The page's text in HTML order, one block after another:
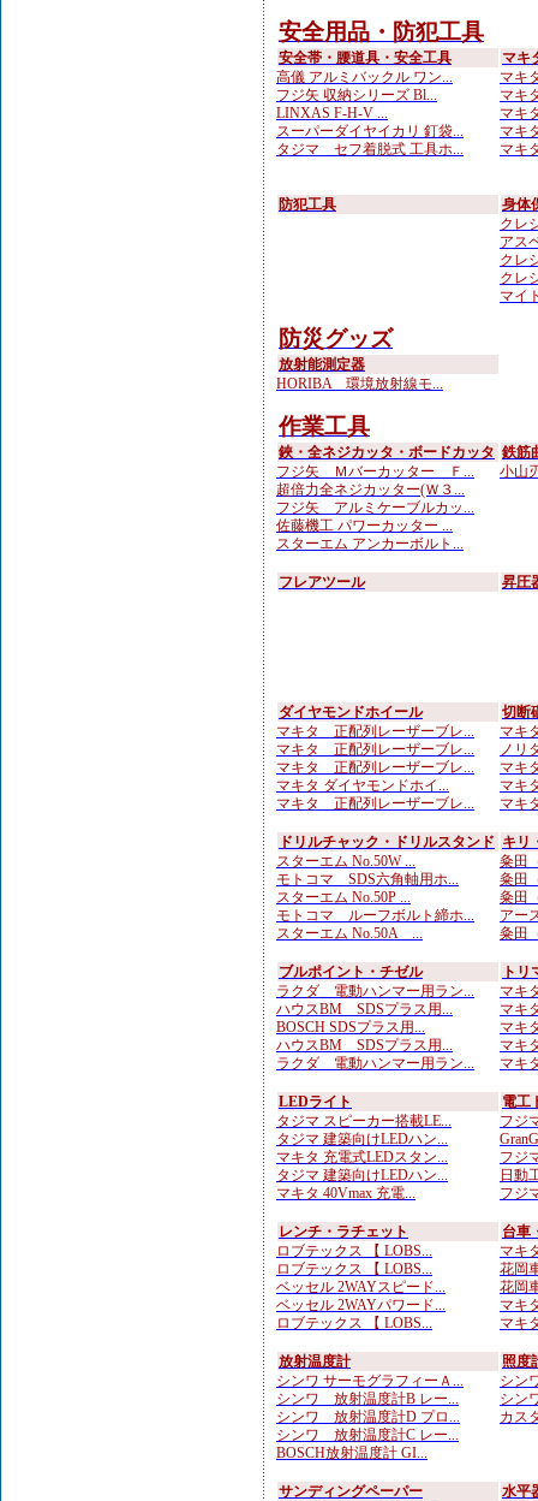
安全用品・防犯工具
安全帯・腰道具・安全工具
高儀 アルミバックル ワン...
フジ矢 収納シリーズ Bl...
LINXAS F-H-V ...
スーパーダイヤイカリ 釘袋...
タジマ セフ着脱式 工具ホ...
マキ
マキ
マキ
マキ
マキ
マキ
防犯工具
身体
クレ
アス
クレ
クレ
マイ
防災グッズ
放射能測定器
HORIBA 環境放射線モ...
作業工具
鋏・全ネジカッタ・ボードカッタ
フジ矢 Ｍバーカッター Ｆ...
超倍力全ネジカッター(Ｗ３...
フジ矢 アルミケーブルカッ...
佐藤機工 パワーカッター ...
スターエム アンカーボルト...
鉄筋
小山
フレアツール 昇圧
ダイヤモンドホイール
マキタ 正配列レーザーブレ...
マキタ 正配列レーザーブレ...
マキタ 正配列レーザーブレ...
マキタ ダイヤモンドホイ...
マキタ 正配列レーザーブレ...
切断
マキ
ノリ
マキ
マキ
マキ
ドリルチャック・ドリルスタンド
スターエム No.50W ...
モトコマ SDS六角軸用ホ...
スターエム No.50P ...
モトコマ ルーフボルト締ホ...
スターエム No.50A ...
キリ
粂田
粂田
粂田
アー
粂田
ブルポイント・チゼル
ラクダ 電動ハンマー用ラン...
ハウスBM SDSプラス用...
BOSCH SDSプラス用...
ハウスBM SDSプラス用...
ラクダ 電動ハンマー用ラン...
ト
マキ
マキ
マキ
マキ
マキ
LEDライト
タジマ スピーカー搭載LE...
タジマ 建築向けLEDハン...
マキタ 充電式LEDスタン...
タジマ 建築向けLEDハン...
マキタ 40Vmax 充電...
電工
フジ
フジ
日動
フジ
レンチ・ラチェット
ロブテックス 【 LOBS...
ロブテックス 【 LOBS...
ベッセル 2WAYスピード...
ベッセル 2WAYパワード...
ロブテックス 【 LOBS...
台車
マキ
花岡
花岡
マキ
マキ
放射温度計
シンワ サーモグラフィーＡ...
シンワ 放射温度計B レー...
シンワ 放射温度計D プロ...
シンワ 放射温度計C レー...
BOSCH放射温度計 GI...
照度
シン
シン
カス
サンディングペーパー
水平